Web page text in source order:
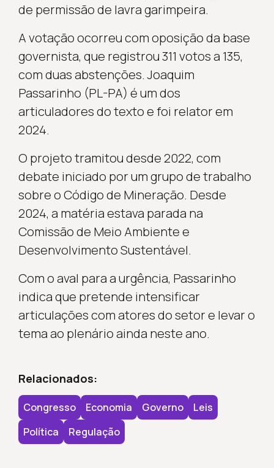
de permissão de lavra garimpeira.
A votação ocorreu com oposição da base
governista, que registrou 311 votos a 135,
com duas abstenções. Joaquim
Passarinho (PL-PA) é um dos
articuladores do texto e foi relator em
2024.
O projeto tramitou desde 2022, com
debate iniciado por um grupo de trabalho
sobre o Código de Mineração. Desde
2024, a matéria estava parada na
Comissão de Meio Ambiente e
Desenvolvimento Sustentável.
Com o aval para a urgência, Passarinho
indica que pretende intensificar
articulações com atores do setor e levar o
tema ao plenário ainda neste ano.
Relacionados:
Congresso Economia Governo
Leis
Política
Regulação